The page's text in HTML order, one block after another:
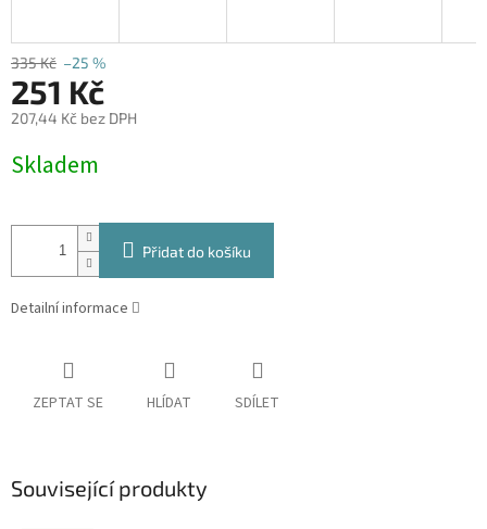
335 Kč –25 %
251 Kč
207,44 Kč bez DPH
cena:
Skladem
Přidat do košíku
Detailní informace
ZEPTAT SE HLÍDAT SDÍLET
Související produkty